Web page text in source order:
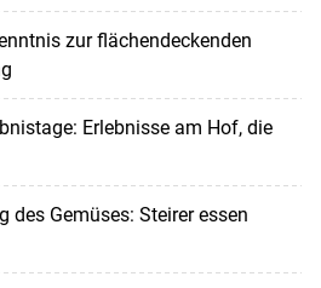
zur flächendeckenden
Erlebnisse am Hof, die
des Gemüses: Steirer essen